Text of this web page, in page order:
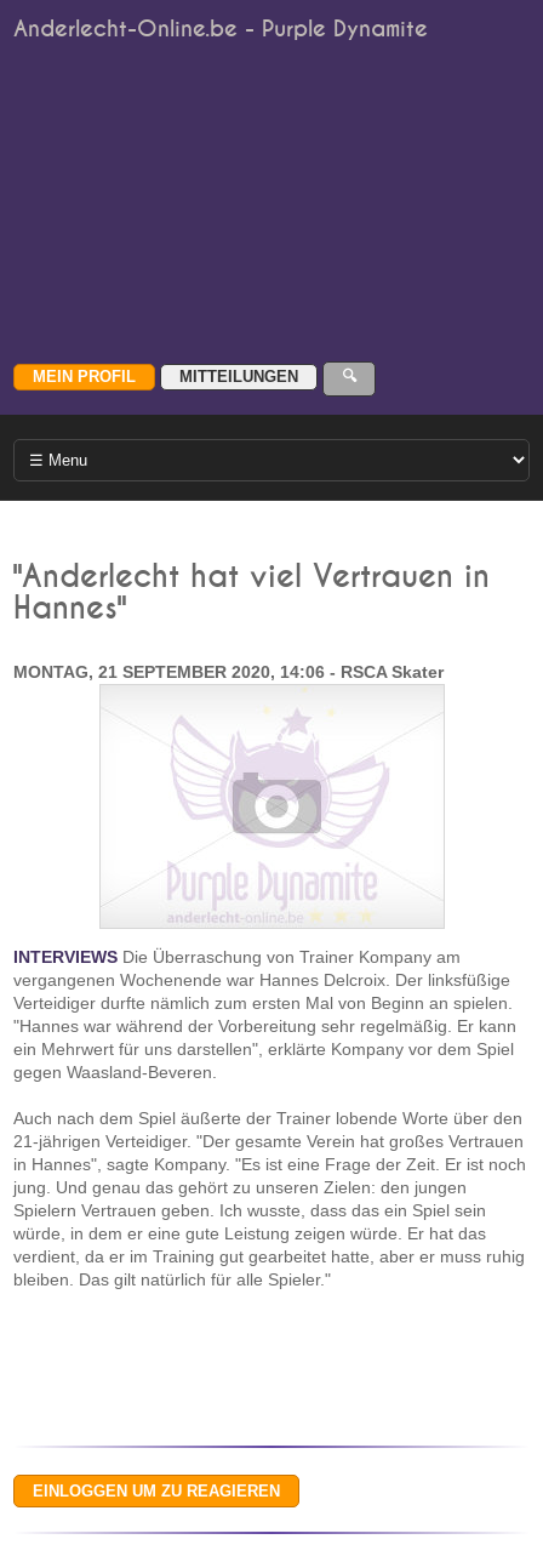
Anderlecht-Online.be - Purple Dynamite
"Anderlecht hat viel Vertrauen in
Hannes"
MONTAG, 21 SEPTEMBER 2020, 14:06 - RSCA Skater
INTERVIEWS Die Überraschung von Trainer Kompany am
vergangenen Wochenende war Hannes Delcroix. Der linksfüßige
Verteidiger durfte nämlich zum ersten Mal von Beginn an spielen.
"Hannes war während der Vorbereitung sehr regelmäßig. Er kann
ein Mehrwert für uns darstellen", erklärte Kompany vor dem Spiel
gegen Waasland-Beveren.
Auch nach dem Spiel äußerte der Trainer lobende Worte über den
21-jährigen Verteidiger. "Der gesamte Verein hat großes Vertrauen
in Hannes", sagte Kompany. "Es ist eine Frage der Zeit. Er ist noch
jung. Und genau das gehört zu unseren Zielen: den jungen
Spielern Vertrauen geben. Ich wusste, dass das ein Spiel sein
würde, in dem er eine gute Leistung zeigen würde. Er hat das
verdient, da er im Training gut gearbeitet hatte, aber er muss ruhig
bleiben. Das gilt natürlich für alle Spieler."